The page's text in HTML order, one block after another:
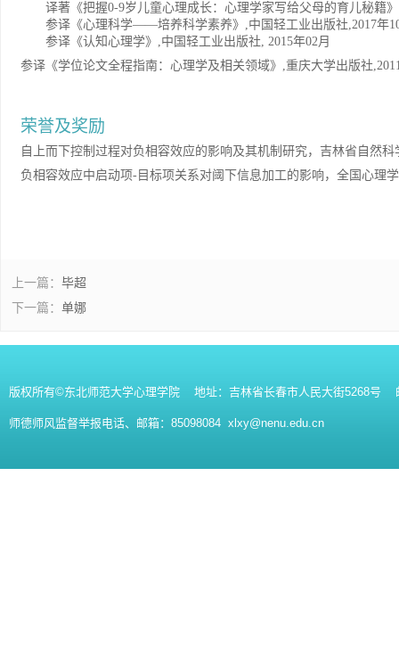
译著《把握0-9岁儿童心理成长：心理学家写给父母的育儿秘籍
参译《心理科学——培养科学素养》,中国轻工业出版社,2017年
参译《认知心理学》 ,中国轻工业出版社, 2015年02月
参译 《学位论文全程指南：心理学及相关领域》 ,重庆大学出版社,20
荣誉及奖励
自上而下控制过程对负相容效应的影响及其机制研究，吉林省自然
负相容效应中启动项-目标项关系对阈下信息加工的影响，全国心理
上一篇： 毕超
下一篇： 单娜
版权所有©东北师范大学心理学院 地址：吉林省长春市人民大街5268号
师德师风监督举报电话、邮箱：85098084 xlxy@nenu.edu.cn